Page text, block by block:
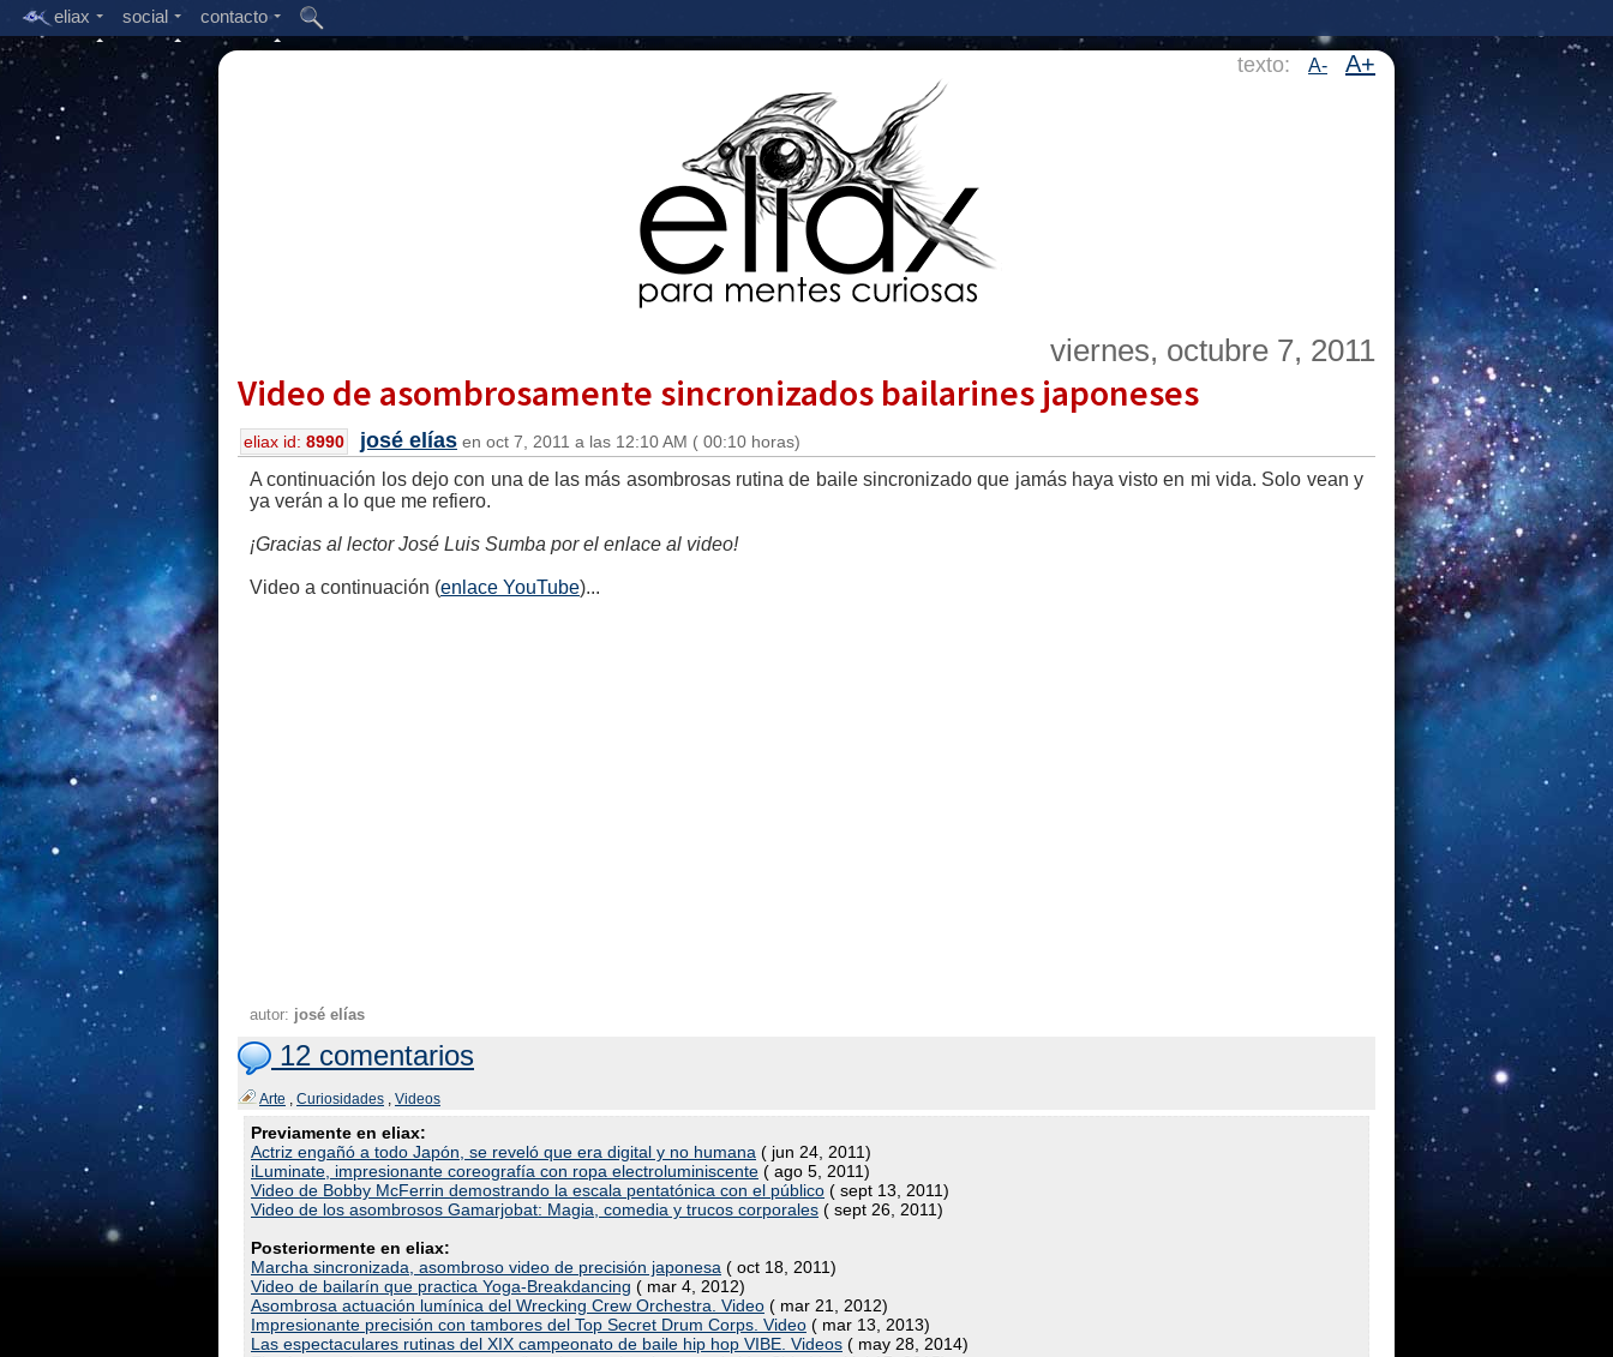
eliax social contacto
texto: A- A+
viernes, octubre 7, 2011
Video de asombrosamente sincronizados bailarines japoneses
eliax id: 8990 josé elías en oct 7, 2011 a las 12:10 AM ( 00:10 horas)
A continuación los dejo con una de las más asombrosas rutina de baile sincronizado que jamás haya visto en mi vida. Solo vean y
ya verán a lo que me refiero.
¡Gracias al lector José Luis Sumba por el enlace al video!
Video a continuación (enlace YouTube)...
autor: josé elías
12 comentarios
Arte , Curiosidades , Videos
Previamente en eliax:
Actriz engañó a todo Japón, se reveló que era digital y no humana ( jun 24, 2011)
iLuminate, impresionante coreografía con ropa electroluminiscente ( ago 5, 2011)
Video de Bobby McFerrin demostrando la escala pentatónica con el público ( sept 13, 2011)
Video de los asombrosos Gamarjobat: Magia, comedia y trucos corporales ( sept 26, 2011)
Posteriormente en eliax:
Marcha sincronizada, asombroso video de precisión japonesa ( oct 18, 2011)
Video de bailarín que practica Yoga-Breakdancing ( mar 4, 2012)
Asombrosa actuación lumínica del Wrecking Crew Orchestra. Video ( mar 21, 2012)
Impresionante precisión con tambores del Top Secret Drum Corps. Video ( mar 13, 2013)
Las espectaculares rutinas del XIX campeonato de baile hip hop VIBE. Videos ( may 28, 2014)